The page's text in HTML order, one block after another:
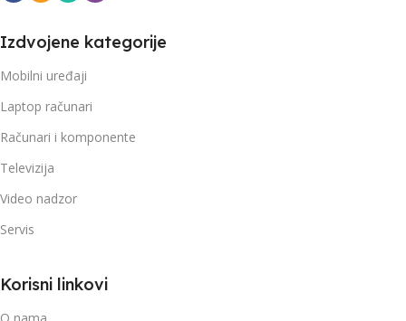
Izdvojene kategorije
Mobilni uređaji
Laptop računari
Računari i komponente
Televizija
Video nadzor
Servis
Korisni linkovi